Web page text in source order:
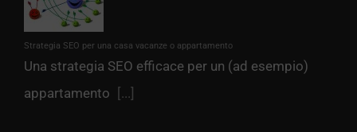
Strategia SEO per una casa vacanze o appartamento
Una strategia SEO efficace per un (ad esempio)
appartamento
[...]